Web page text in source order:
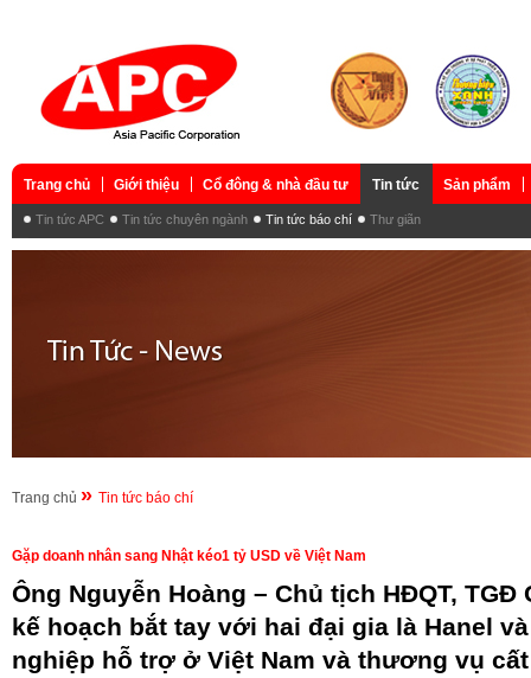
Trang chủ Giới thiệu Cổ đông & nhà đầu tư Tin tức
Tin tức APC Tin tức chuyên ngành Tin tức báo chí Thư giãn
Sản phẩm
Trang chủ » Tin tức báo chí
Gặp doanh nhân sang Nhật kéo1 tỷ USD về Việt Nam
Ông Nguyễn Hoàng – Chủ tịch HĐQT, TGĐ
kế hoạch bắt tay với hai đại gia là Hanel
nghiệp hỗ trợ ở Việt Nam và thương vụ